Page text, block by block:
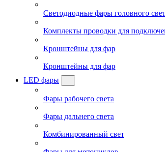
Светодиодные фары головного
Комплекты проводки для
Кронштейны для фар
Кронштейны для фар
LED фары
Фары рабочего света
Фары дальнего света
Комбинированный свет